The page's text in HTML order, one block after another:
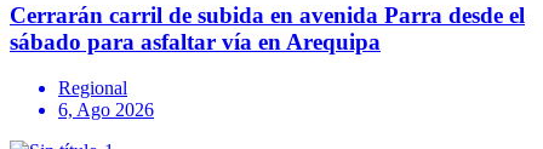
Cerrarán carril de subida en avenida Parra desde el
sábado para asfaltar vía en Arequipa
Regional
6, Ago 2026